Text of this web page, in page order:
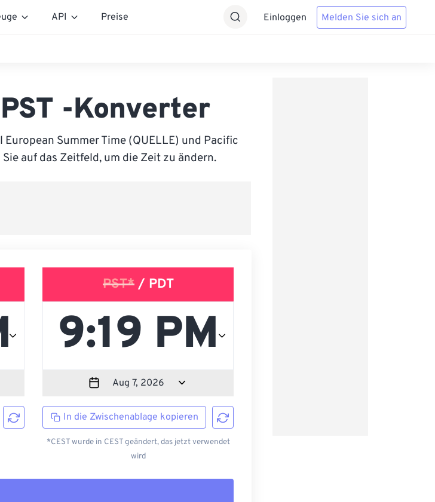
API Preise Einloggen Melden Sie sich an
-Konverter
Summer Time (QUELLE) und Pacific
auf das Zeitfeld, um die Zeit zu ändern.
PST*/ PDT
In die Zwischenablage kopieren
*CEST wurde in CEST geändert, das jetzt verwendet
wird